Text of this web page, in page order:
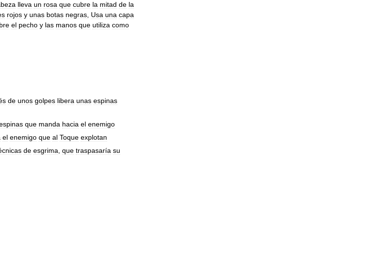
lleva un rosa que cubre la mitad de la
rojos y unas botas negras Usa una capa
el pecho y las manos que utiliza como
de unos golpes libera unas espinas
que manda hacia el enemigo
el enemigo que al Toque explotan
de esgrima que traspasaría su